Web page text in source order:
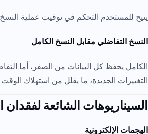
يتيح للمستخدم التحكم في توقيت عملية
النسخ التفاضلي مقابل النسخ الكامل
الكامل يحفظ كل البيانات من الصفر، أما
التغييرات الجديدة، ما يقلل من استهلاك
السيناريوهات الشائعة لفقدان
الهجمات الإلكترونية